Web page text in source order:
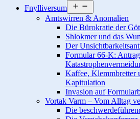
Fnylliversum
öffnen
Amtswirren & Anomalien
Die Bürokratie der
Shlokmer und das
Der
Formular 66-K:
Kaffee, Klemmbretter
Kapitulation
Invasion auf
Vortak Varm – Vom Alltag
Die